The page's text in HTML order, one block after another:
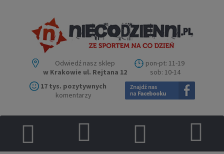
Odwiedź nasz sklep
w Krakowie ul. Rejtana 12
pon-pt: 11-19
sob: 10-14
17 tys. pozytywnych
komentarzy